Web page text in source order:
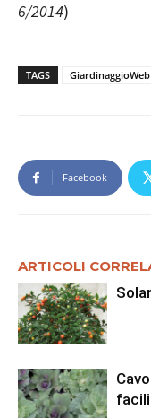
6/2014)
TAGS GiardinaggioWeb
Facebook
ARTICOLI